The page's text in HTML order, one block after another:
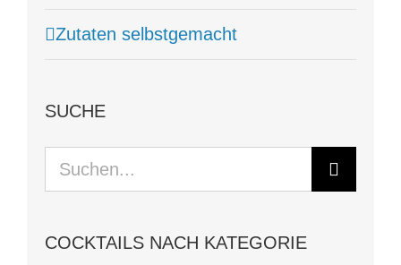
Zutaten selbstgemacht
SUCHE
Suche
nach:
COCKTAILS NACH KATEGORIE